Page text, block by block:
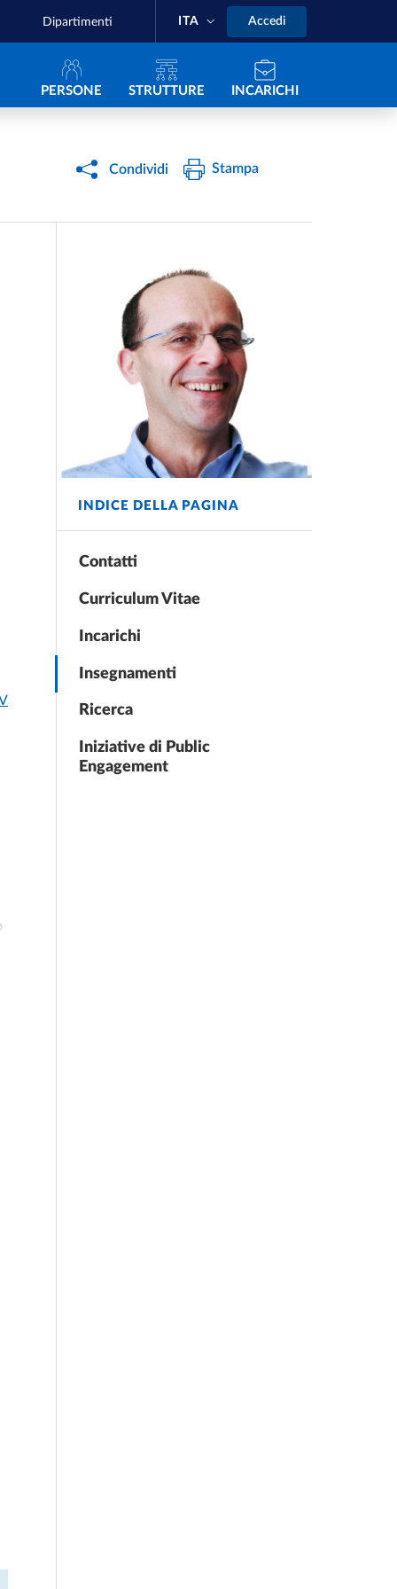
Dipartimenti ITA Accedi
Navigazione principale
PERSONE STRUTTURE INCARICHI
Condividi Stampa
INDICE DELLA PAGINA
Contatti
Curriculum Vitae
Incarichi
Insegnamenti
Ricerca
Iniziative di Public
Engagement